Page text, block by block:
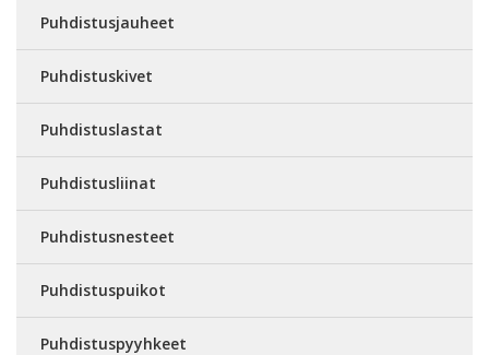
Puhdistusjauheet
Puhdistuskivet
Puhdistuslastat
Puhdistusliinat
Puhdistusnesteet
Puhdistuspuikot
Puhdistuspyyhkeet